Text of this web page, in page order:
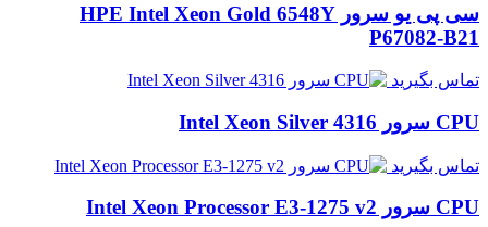
سی پی یو سرور HPE Intel Xeon Gold 6548Y
P67082-B21
تماس بگیرید
CPU سرور Intel Xeon Silver 4316
تماس بگیرید
CPU سرور Intel Xeon Processor E3-1275 v2